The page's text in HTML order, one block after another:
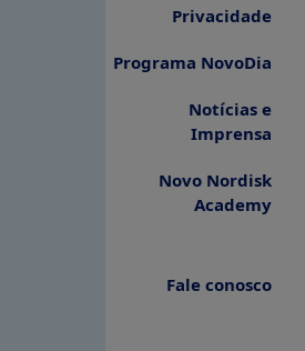
Privacidade
Programa NovoDia
Notícias e
Imprensa
Novo Nordisk
Academy
Fale conosco